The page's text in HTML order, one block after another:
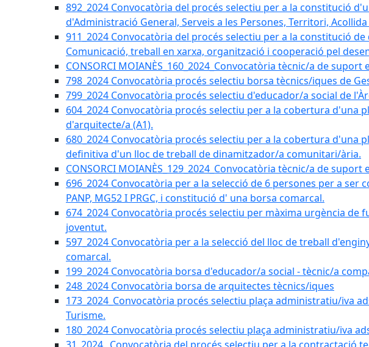
892_2024 Convocatòria del procés selectiu per a la constitució
d'Administració General, Serveis a les Persones, Territori,
911_2024 Convocatòria del procés selectiu per a la constitució
Comunicació, treball en xarxa, organització i cooperació pel
CONSORCI MOIANÈS_160_2024_Convocatòria tècnic/a de
798_2024 Convocatòria procés selectiu borsa tècnics/iques de
799_2024 Convocatòria procés selectiu d'educador/a social de
604_2024 Convocatòria procés selectiu per a la cobertura
d'arquitecte/a (A1).
680_2024 Convocatòria procés selectiu per a la cobertura d'una
definitiva d'un lloc de treball de dinamitzador/a comunitari/ària.
CONSORCI MOIANÈS_129_2024_Convocatòria tècnic/a de
696_2024 Convocatòria per a la selecció de 6 persones per a
PANP, MG52 I PRGC, i constitució d' una borsa comarcal.
674_2024 Convocatòria procés selectiu per màxima urgència
joventut.
597_2024 Convocatòria per a la selecció del lloc de treball
comarcal.
199_2024 Convocatòria borsa d'educador/a social - tècnic/a
248_2024 Convocatòria borsa de arquitectes tècnics/iques
173_2024_Convocatòria procés selectiu plaça administratiu/iva
Turisme.
180_2024 Convocatòria procés selectiu plaça administratiu/iva